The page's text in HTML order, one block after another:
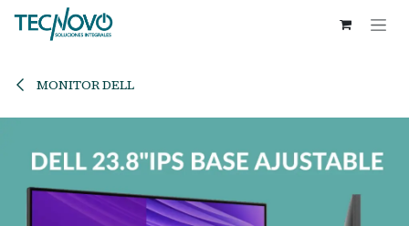
Ir al contenido
MONITOR DELL